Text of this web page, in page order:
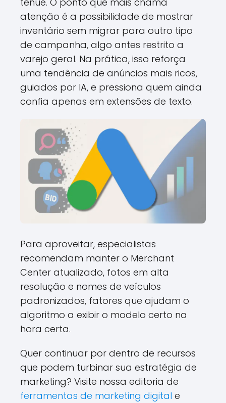
atenção é a possibilidade de mostrar
inventário sem migrar para outro tipo
de campanha, algo antes restrito a
varejo geral. Na prática, isso reforça
uma tendência de anúncios mais ricos,
guiados por IA, e pressiona quem ainda
confia apenas em extensões de texto.
Para aproveitar, especialistas
recomendam manter o Merchant
Center atualizado, fotos em alta
resolução e nomes de veículos
padronizados, fatores que ajudam o
algoritmo a exibir o modelo certo na
hora certa.
Quer continuar por dentro de recursos
que podem turbinar sua estratégia de
marketing? Visite nossa editoria de
ferramentas de marketing digital e